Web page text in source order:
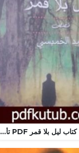
تحميل كتاب ليل بلا قمر PDF تأليف أحمد الخميسي مجانا [كامل]